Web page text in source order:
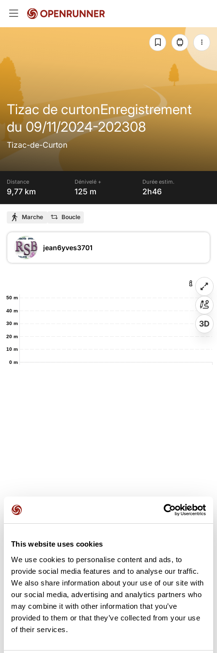
This website uses cookies
We use cookies to personalise content and ads, to
provide social media features and to analyse our traffic.
We also share information about your use of our site with
our social media, advertising and analytics partners who
may combine it with other information that you’ve
provided to them or that they’ve collected from your use
of their services.
Tizac de curtonEnregistrement
du 09/11/2024-202308
Tizac-de-Curton
Distance
9,77 km
Dénivelé +
125 m
Durée estim.
2h46
Marche Boucle
jean6yves3701
0 m
10 m
20 m
30 m
40 m
50 m
3D
Ajouter un avis
Découvrez ce parcours de marche de 9,8 km à proximité de